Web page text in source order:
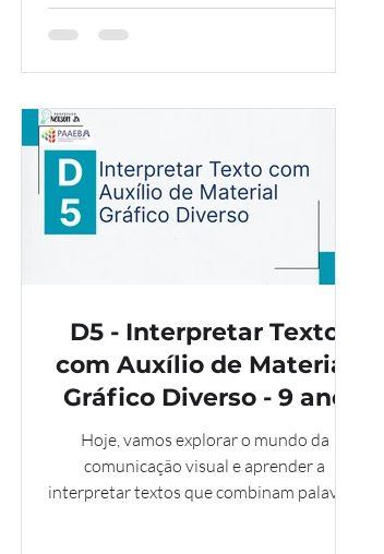
D5 - Interpretar Texto
com Auxílio de Material
Gráfico Diverso - 9 ano
Hoje, vamos explorar o mundo da
comunicação visual e aprender a
interpretar textos que combinam palavras